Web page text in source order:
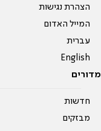
הצהרת נגישות
המייל האדום
עברית
English
מדורים
חדשות
מבזקים